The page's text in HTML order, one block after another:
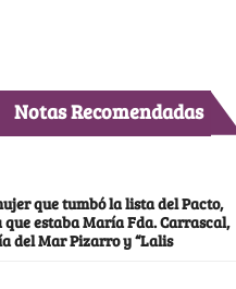
Notas Recomendadas
que tumbó la lista del Pacto,
que estaba María Fda. Carrascal,
del Mar Pizarro y “Lalis